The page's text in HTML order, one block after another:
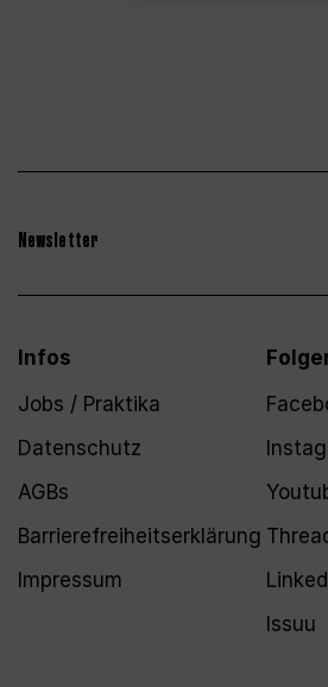
Newsletter
Infos
Jobs / Praktika
Datenschutz
AGBs
Barrierefreiheitserklärung
Impressum
Issuu